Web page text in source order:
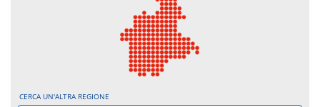
CERCA UN'ALTRA REGIONE